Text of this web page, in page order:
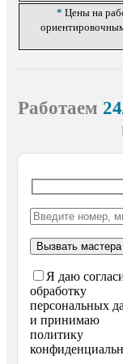
* Цены на
Работаем
Я даю
обработку
персональных
и принимаю
политику